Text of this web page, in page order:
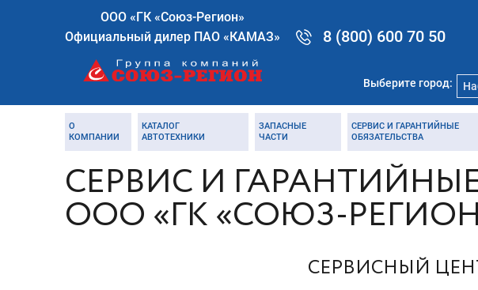
ООО «ГК «Союз-Регион»
Официальный дилер ПАО «КАМАЗ»
8 (800) 600 70 50
Выберите город:
О
КОМПАНИИ
КАТАЛОГ
АВТОТЕХНИКИ
ЗАПАСНЫЕ
ЧАСТИ
СЕРВИС И ГАРАНТИЙНЫЕ
ОБЯЗАТЕЛЬСТВА
СЕРВИС И
ООО «ГК «СОЮЗ-
СЕРВИСНЫЙ